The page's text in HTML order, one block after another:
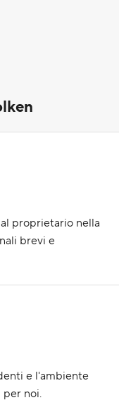
proprietario nella
brevi e
e l'ambiente
per noi.